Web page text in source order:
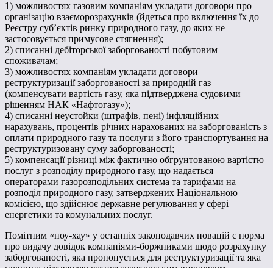
1) можливостях газовим компаніям укладати договори про
організацію взаєморозрахунків (йдеться про включення їх до
Реєстру суб’єктів ринку природного газу, до яких не
застосовується примусове стягнення);
2) списанні дебіторської заборгованості побутовим
споживачам;
3) можливостях компаніям укладати договори
реструктуризації заборгованості за природній газ
(компенсувати вартість газу, яка підтверджена судовими
рішенням НАК «Нафтогазу»);
4) cписанні неустойки (штрафів, пені) інфляційних
нарахувань, процентів річних нарахованих на заборгованість з
оплати природного газу та послуги з його транспортування на
реструктуризовану суму заборгованості;
5) компенсації різниці між фактично обгрунтованою вартістю
послуг з розподілу природного газу, що надається
операторами газорозподільних система та тарифами на
розподіл природного газу, затверджених Національною
комісією, що здійснює державне регулювання у сфері
енергетики та комунальних послуг.
Помітним «ноу-хау» у останніх законодавчих новацій є норма
про видачу довідок компаніями-боржниками щодо розрахунку
заборгованості, яка пропонується для реструктуризації та яка